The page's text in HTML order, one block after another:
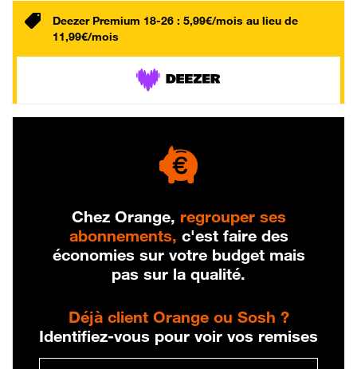
Deezer Premium 18-26 : 5,99€/mois au lieu de
11,99€/mois
Chez Orange, regrouper ses
abonnements, c'est faire des
économies sur votre budget mais
pas sur la qualité.
Déjà client Orange ou Sosh ?
Identifiez-vous pour voir vos remises